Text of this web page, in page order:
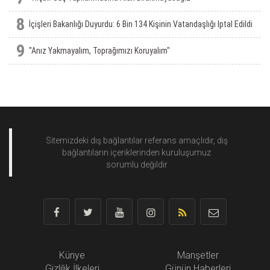
8 İçişleri Bakanlığı Duyurdu: 6 Bin 134 Kişinin Vatandaşlığı Iptal Edildi
9 "Anız Yakmayalım, Toprağımızı Koruyalım"
Sitemizdeki dış bağlantılar referans amaçlıdır, dış
bağlantıların içeriklerinden kuruluşumuz
sorumlu değildir
Künye
Manşetler